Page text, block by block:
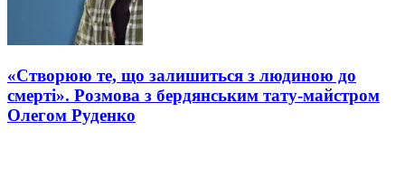
«Створюю те, що залишиться з людиною до
смерті». Розмова з бердянським тату-майстром
Олегом Руденко